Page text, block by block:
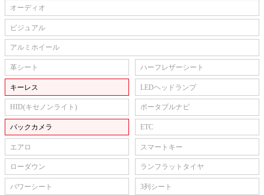
オーディオ
ビジュアル
アルミホイール
革シート ハーフレザーシート
キーレス LEDヘッドランプ
HID(キセノンライト) ポータブルナビ
バックカメラ ETC
エアロ スマートキー
ローダウン ランフラットタイヤ
パワーシート 3列シート